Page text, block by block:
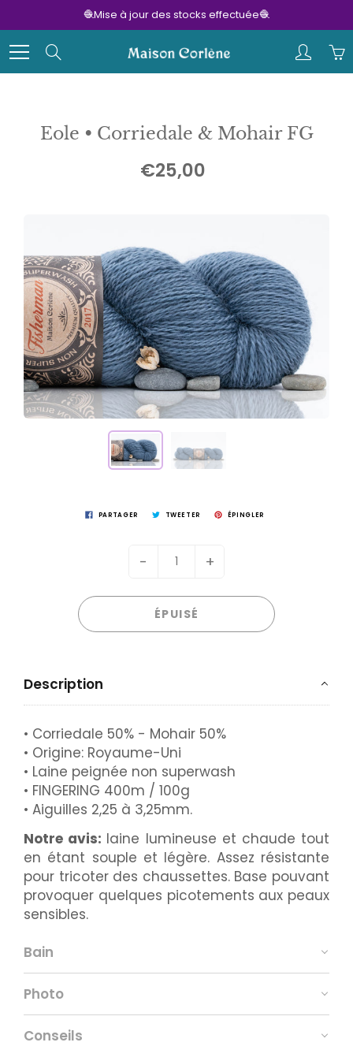
to
Content
🧶Mise à jour des stocks effectuée🧶
Eole • Corriedale & Mohair FG
€25,00
PARTAGER TWEETER ÉPINGLER
- +
ÉPUISÉ
Description
• Corriedale 50% - Mohair 50%
• Origine: Royaume-Uni
• Laine peignée non superwash
• FINGERING 400m / 100g
• Aiguilles 2,25 à 3,25mm.
Notre avis: laine lumineuse et chaude tout
en étant souple et légère. Assez résistante
pour tricoter des chaussettes. Base pouvant
provoquer quelques picotements aux peaux
sensibles.
Bain
Photo
Conseils